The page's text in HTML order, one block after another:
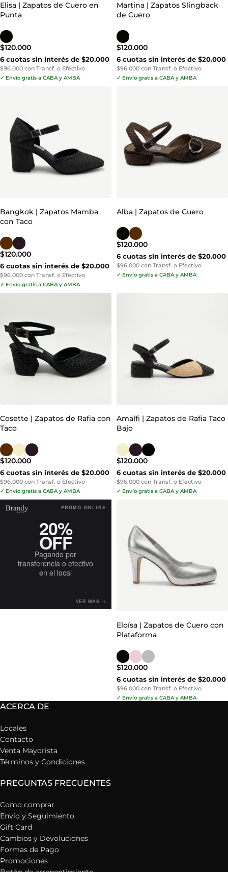
Elisa | Zapatos de Cuero en
Punta
$120.000
6 cuotas sin interés de $20.000
$96.000 con Transf. o Efectivo
✓ Envío gratis a CABA y AMBA
Martina | Zapatos Slingback
de Cuero
$120.000
6 cuotas sin interés de $20.000
$96.000 con Transf. o Efectivo
✓ Envío gratis a CABA y AMBA
Bangkok | Zapatos Mamba
con Taco
$120.000
6 cuotas sin interés de $20.000
$96.000 con Transf. o Efectivo
✓ Envío gratis a CABA y AMBA
Alba | Zapatos de Cuero
$120.000
6 cuotas sin interés de $20.000
$96.000 con Transf. o Efectivo
✓ Envío gratis a CABA y AMBA
Cosette | Zapatos de Rafia con
Taco
$120.000
6 cuotas sin interés de $20.000
$96.000 con Transf. o Efectivo
✓ Envío gratis a CABA y AMBA
Amalfi | Zapatos de Rafia Taco
Bajo
$120.000
6 cuotas sin interés de $20.000
$96.000 con Transf. o Efectivo
✓ Envío gratis a CABA y AMBA
PROMO ONLINE
20%
OFF
Pagando por
transferencia o efectivo
en el local
VER MÁS →
Eloísa | Zapatos de Cuero con
Plataforma
$120.000
6 cuotas sin interés de $20.000
$96.000 con Transf. o Efectivo
✓ Envío gratis a CABA y AMBA
ACERCA DE
Locales
Contacto
Venta Mayorista
Términos y Condiciones
PREGUNTAS FRECUENTES
Como comprar
Envío y Seguimiento
Gift Card
Cambios y Devoluciones
Formas de Pago
Promociones